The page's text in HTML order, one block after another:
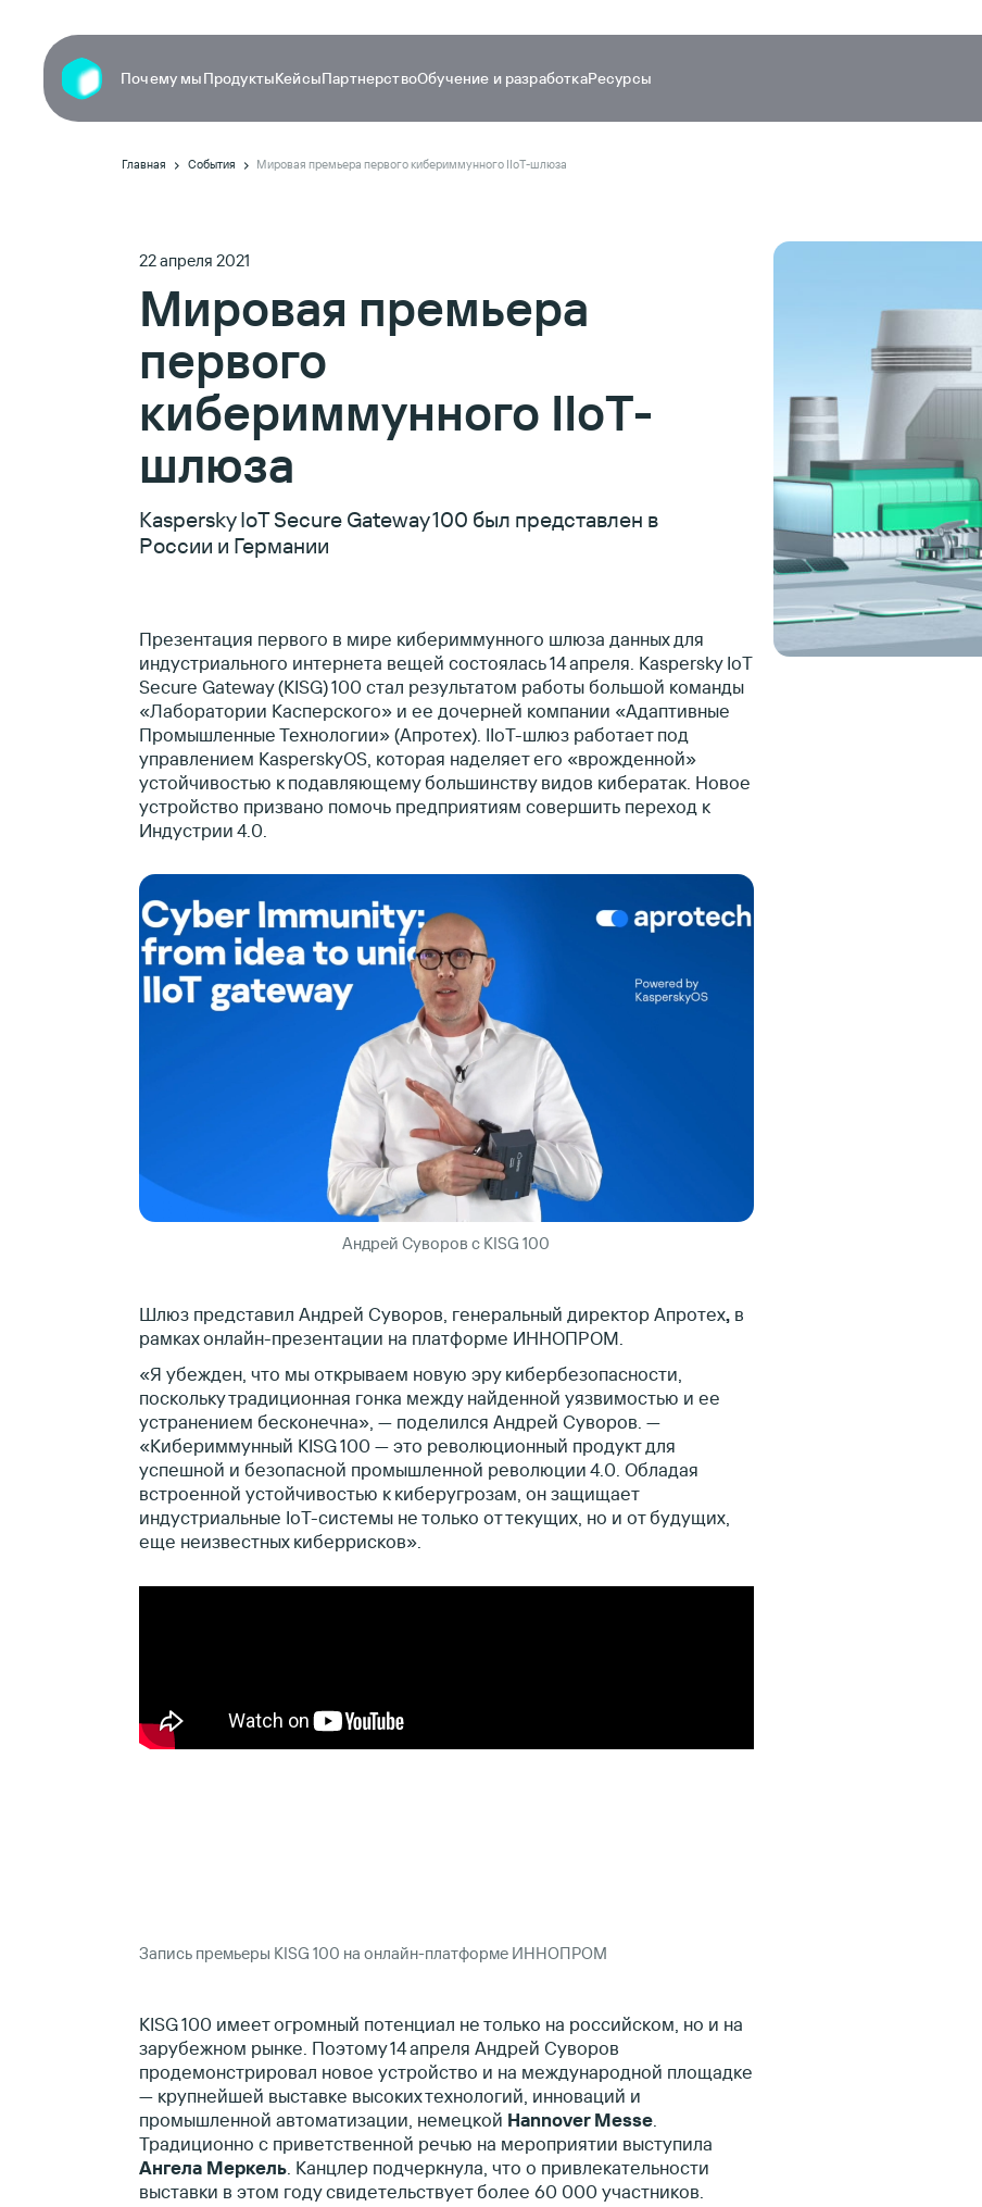
Почему мыПродуктыКейсыПартнерствоОбучение и разработкаРесурсы
Главная События Мировая премьера первого кибериммунного IIoT-шлюза
22 апреля 2021
Мировая премьера
первого
кибериммунного IIoT-
шлюза
Kaspersky IoT Secure Gateway 100 был представлен в
России и Германии
Презентация первого в мире кибериммунного шлюза данных для
индустриального интернета вещей состоялась 14 апреля. Kaspersky IoT
Secure Gateway (KISG) 100 стал результатом работы большой команды
«Лаборатории Касперского» и ее дочерней компании «Адаптивные
Промышленные Технологии» (Апротех). IIoT-шлюз работает под
управлением KasperskyOS, которая наделяет его «врожденной»
устойчивостью к подавляющему большинству видов кибератак. Новое
устройство призвано помочь предприятиям совершить переход к
Индустрии 4.0.
Андрей Суворов с KISG 100
Шлюз представил Андрей Суворов, генеральный директор Апротех, в
рамках онлайн-презентации на платформе ИННОПРОМ.
«Я убежден, что мы открываем новую эру кибербезопасности,
поскольку традиционная гонка между найденной уязвимостью и ее
устранением бесконечна», — поделился Андрей Суворов. —
«Кибериммунный KISG 100 — это революционный продукт для
успешной и безопасной промышленной революции 4.0. Обладая
встроенной устойчивостью к киберугрозам, он защищает
индустриальные IoT-системы не только от текущих, но и от будущих,
еще неизвестных киберрисков».
Запись премьеры KISG 100 на онлайн-платформе ИННОПРОМ
KISG 100 имеет огромный потенциал не только на российском, но и на
зарубежном рынке. Поэтому 14 апреля Андрей Суворов
продемонстрировал новое устройство и на международной площадке
— крупнейшей выставке высоких технологий, инноваций и
промышленной автоматизации, немецкой Hannover Messe.
Традиционно с приветственной речью на мероприятии выступила
Ангела Меркель. Канцлер подчеркнула, что о привлекательности
выставки в этом году свидетельствует более 60 000 участников.